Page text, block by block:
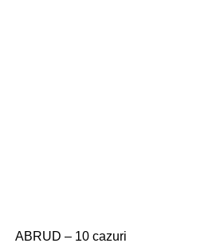
ABRUD – 10 cazuri